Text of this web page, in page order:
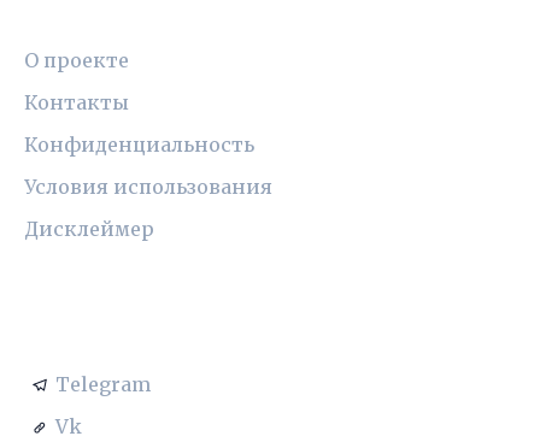
О проекте
Контакты
Конфиденциальность
Условия использования
Дисклеймер
Telegram
Vk